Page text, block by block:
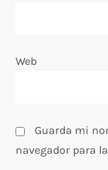
Web
Guarda mi
navegador para